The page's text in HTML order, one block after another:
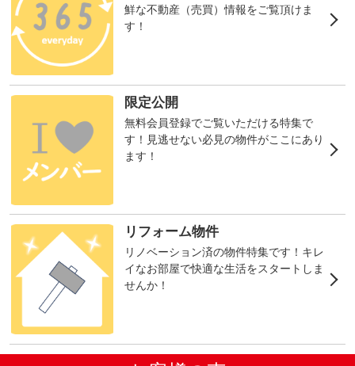
鮮な不動産（売買）情報をご覧頂けま
す！
限定公開
無料会員登録でご覧いただける特集で
す！見逃せない必見の物件がここにあり
ます！
リフォーム物件
リノベーション済の物件特集です！キレ
イなお部屋で快適な生活をスタートしま
せんか！